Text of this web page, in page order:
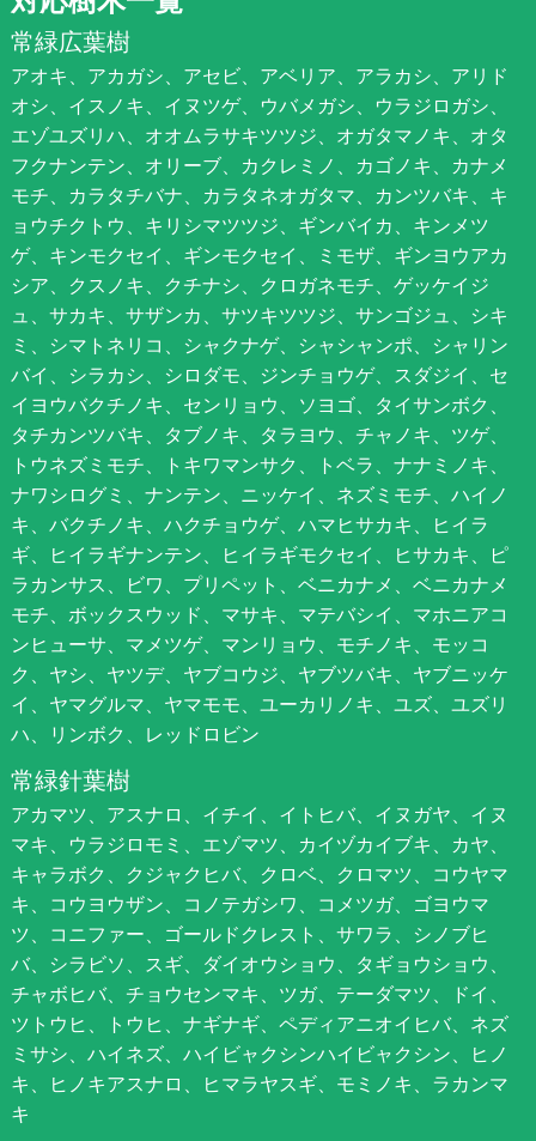
常緑広葉樹
アオキ、アカガシ、アセビ、アベリア、アラカシ、アリド
オシ、イスノキ、イヌツゲ、ウバメガシ、ウラジロガシ、
エゾユズリハ、オオムラサキツツジ、オガタマノキ、オタ
フクナンテン、オリーブ、カクレミノ、カゴノキ、カナメ
モチ、カラタチバナ、カラタネオガタマ、カンツバキ、キ
ョウチクトウ、キリシマツツジ、ギンバイカ、キンメツ
ゲ、キンモクセイ、ギンモクセイ、ミモザ、ギンヨウアカ
シア、クスノキ、クチナシ、クロガネモチ、ゲッケイジ
ュ、サカキ、サザンカ、サツキツツジ、サンゴジュ、シキ
ミ、シマトネリコ、シャクナゲ、シャシャンポ、シャリン
バイ、シラカシ、シロダモ、ジンチョウゲ、スダジイ、セ
イヨウバクチノキ、センリョウ、ソヨゴ、タイサンボク、
タチカンツバキ、タブノキ、タラヨウ、チャノキ、ツゲ、
トウネズミモチ、トキワマンサク、トベラ、ナナミノキ、
ナワシログミ、ナンテン、ニッケイ、ネズミモチ、ハイノ
キ、バクチノキ、ハクチョウゲ、ハマヒサカキ、ヒイラ
ギ、ヒイラギナンテン、ヒイラギモクセイ、ヒサカキ、ピ
ラカンサス、ビワ、プリペット、ベニカナメ、ベニカナメ
モチ、ボックスウッド、マサキ、マテバシイ、マホニアコ
ンヒューサ、マメツゲ、マンリョウ、モチノキ、モッコ
ク、ヤシ、ヤツデ、ヤブコウジ、ヤブツバキ、ヤブニッケ
イ、ヤマグルマ、ヤマモモ、ユーカリノキ、ユズ、ユズリ
ハ、リンボク、レッドロビン
常緑針葉樹
アカマツ、アスナロ、イチイ、イトヒバ、イヌガヤ、イヌ
マキ、ウラジロモミ、エゾマツ、カイヅカイブキ、カヤ、
キャラボク、クジャクヒバ、クロベ、クロマツ、コウヤマ
キ、コウヨウザン、コノテガシワ、コメツガ、ゴヨウマ
ツ、コニファー、ゴールドクレスト、サワラ、シノブヒ
バ、シラビソ、スギ、ダイオウショウ、タギョウショウ、
チャボヒバ、チョウセンマキ、ツガ、テーダマツ、ドイ、
ツトウヒ、トウヒ、ナギナギ、ペディアニオイヒバ、ネズ
ミサシ、ハイネズ、ハイビャクシンハイビャクシン、ヒノ
キ、ヒノキアスナロ、ヒマラヤスギ、モミノキ、ラカンマ
キ